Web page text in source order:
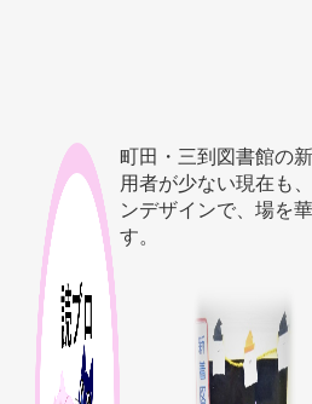
町田・三到図書館の
用者が少ない現在も
ンデザインで、場を
す。